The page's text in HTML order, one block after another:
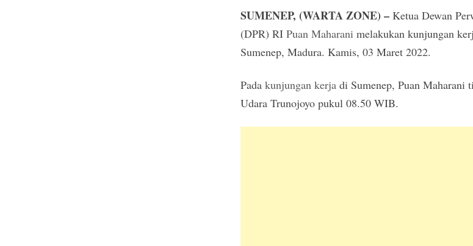
SUMENEP, (WARTA ZONE) – Ketua Dewan
(DPR) RI Puan Maharani melakukan kunjungan
Sumenep, Madura. Kamis, 03 Maret 2022.
Pada kunjungan kerja di Sumenep, Puan Maharani
Udara Trunojoyo pukul 08.50 WIB.